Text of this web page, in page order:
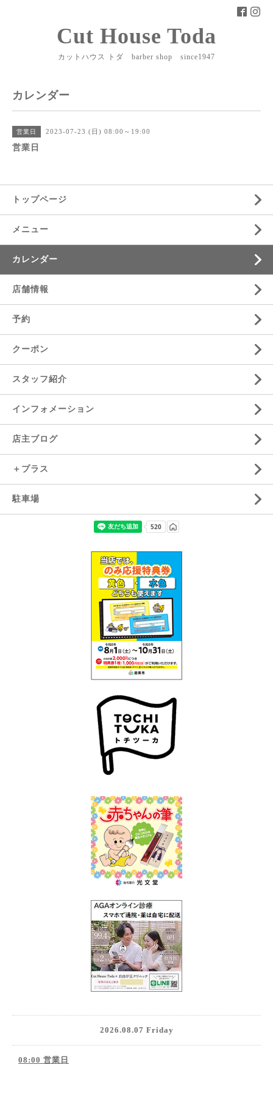
Cut House Toda
カットハウス トダ barber shop since1947
カレンダー
営業日 2023-07-23 (日) 08:00～19:00
営業日
トップページ
メニュー
カレンダー
店舗情報
予約
クーポン
スタッフ紹介
インフォメーション
店主ブログ
＋プラス
駐車場
2026.08.07 Friday
08:00 営業日